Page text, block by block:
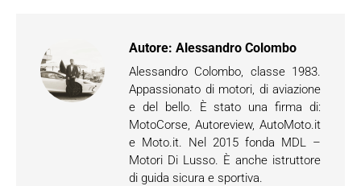
Autore: Alessandro Colombo
Alessandro Colombo, classe 1983.
Appassionato di motori, di aviazione
e del bello. È stato una firma di:
MotoCorse, Autoreview, AutoMoto.it
e Moto.it. Nel 2015 fonda MDL –
Motori Di Lusso. È anche istruttore
di guida sicura e sportiva.